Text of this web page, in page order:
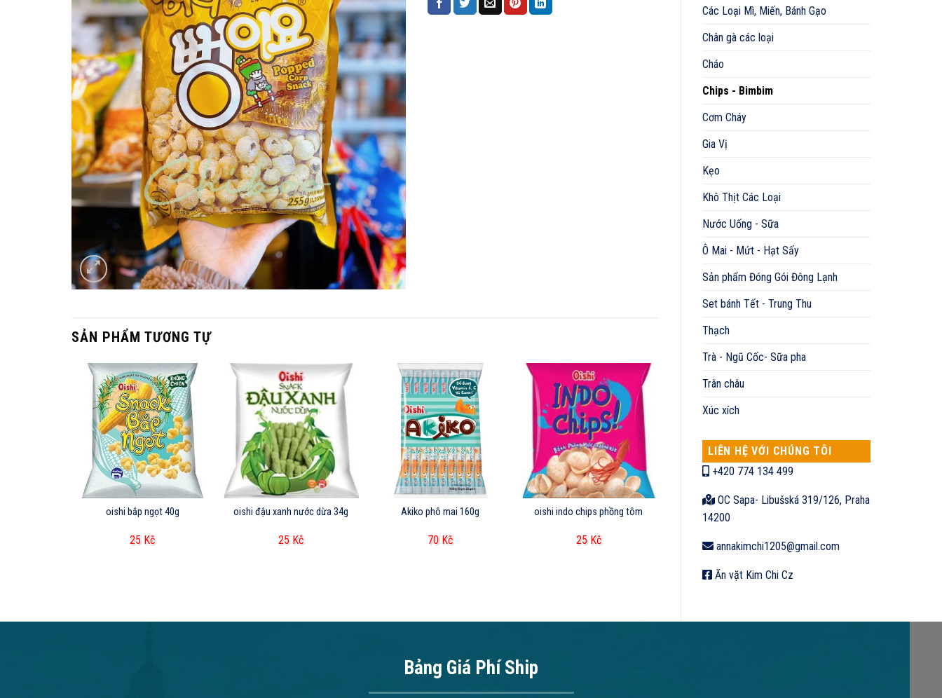
Các Loại Mì, Miến, Bánh Gạo
Chân gà các loại
Cháo
Chips - Bimbim
Cơm Cháy
Gia Vị
Kẹo
Khô Thịt Các Loại
Nước Uống - Sữa
Ô Mai - Mứt - Hạt Sấy
Sản phẩm Đóng Gói Đông Lạnh
Set bánh Tết - Trung Thu
Thạch
Trà - Ngũ Cốc- Sữa pha
Trân châu
Xúc xích
LIÊN HỆ VỚI CHÚNG TÔI
+420 774 134 499
OC Sapa- Libušská 319/126, Praha
14200
annakimchi1205@gmail.com
Ăn vặt Kim Chi Cz
SẢN PHẨM TƯƠNG TỰ
oishi bắp ngọt 40g
25 Kč
oishi đậu xanh nước dừa 34g
25 Kč
Akiko phô mai 160g
70 Kč
oishi indo chips phồng tôm
25 Kč
Bảng Giá Phí Ship